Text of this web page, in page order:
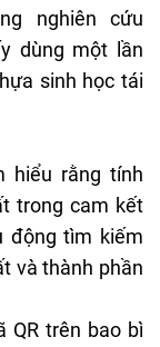
nghiên cứu
dùng một lần
sinh học tái
hiểu rằng tính
trong cam kết
động tìm kiếm
và thành phần
QR trên bao bì